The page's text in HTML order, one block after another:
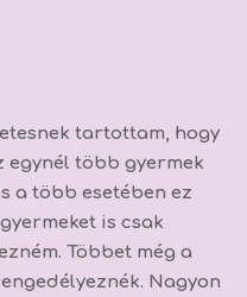
tartottam, hogy
egynél több gyermek
a több esetében ez
is csak
Többet még a
Nagyon